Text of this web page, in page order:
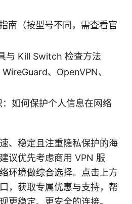
南（按型号不同，需查看官
与 Kill Switch 检查方法
、OpenVPN、
如何保护个人信息在网络
、稳定且注重隐私保护的海
议优先考虑商用 VPN 服
环境做综合选择。点击上方
，获取专属优惠与支持，帮
更稳定、更安全的连接。